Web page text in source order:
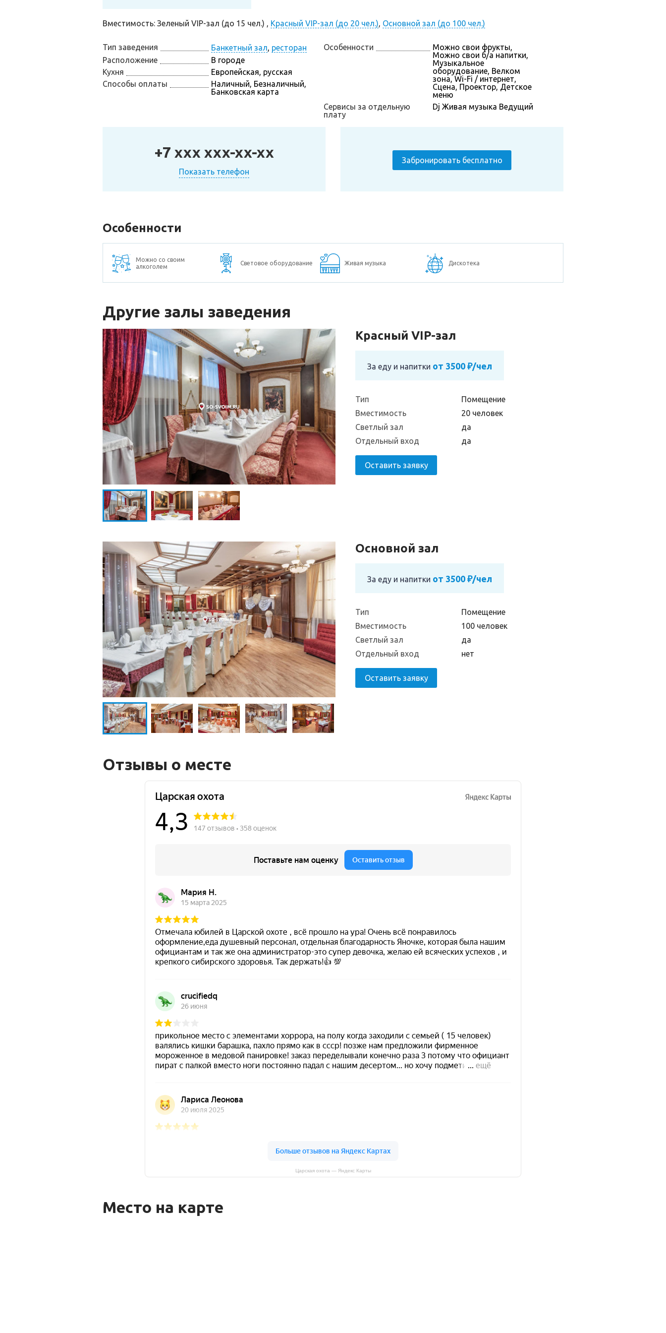
Вместимость: Зеленый VIP-зал (до 15 чел.) , Красный VIP-зал (до 20 чел.), Основной зал (до 100 чел.)
Тип заведения Банкетный зал, ресторан
Расположение
В городе
Кухня
Европейская, русская
Способы оплаты
Наличный, Безналичный,
Банковская карта
Особенности
Можно свои фрукты,
Можно свои б/а напитки,
Музыкальное
оборудование, Велком
зона, Wi-Fi / интернет,
Сцена, Проектор, Детское
меню
Сервисы за отдельную
плату
Dj Живая музыка Ведущий
+7 xxx xxx-xx-xx
Показать телефон
Забронировать бесплатно
Особенности
Можно со своим
алкоголем
Световое оборудование Живая музыка Дискотека
Другие залы заведения
Красный VIP-зал
За еду и напитки от 3500 ₽/чел
Тип
Помещение
Вместимость
20 человек
Светлый зал
да
Отдельный вход
да
Оставить заявку
Основной зал
За еду и напитки от 3500 ₽/чел
Тип
Помещение
Вместимость
100 человек
Светлый зал
да
Отдельный вход
нет
Оставить заявку
Отзывы о месте
Царская охота — Яндекс Карты
Место на карте